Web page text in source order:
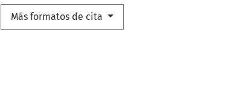
Más formatos de cita